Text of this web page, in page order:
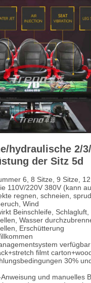
hydraulische 2/
der Sitz 5d
6, 8 Sitze, 9 Sitze,
110V/220V 380V (kann
regnen, schneien,
Wind
Beinschleife, Schlagluft,
Wasser
Erschütterung
verfügbar
filmt
30%
und manuelles